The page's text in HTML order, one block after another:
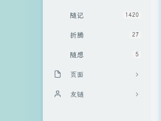
1420
随记
27
折腾
5
随想
页面
关于博主
友链